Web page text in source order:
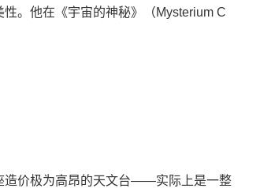
。他在《宇宙的神秘》（Mysterium C
造价极为高昂的天文台——实际上是一整